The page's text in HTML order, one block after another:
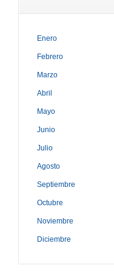
Enero
Febrero
Marzo
Abril
Mayo
Junio
Julio
Agosto
Septiembre
Octubre
Noviembre
Diciembre